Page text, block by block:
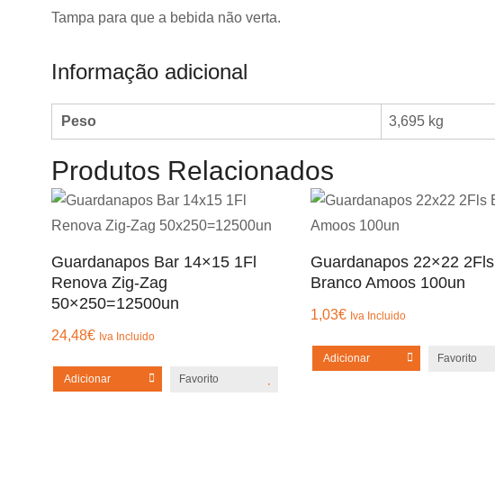
Tampa para que a bebida não verta.
Informação adicional
Peso 3,695 kg
Produtos Relacionados
Guardanapos Bar 14×15 1Fl
Renova Zig-Zag
50×250=12500un
24,48€ Iva Incluido
Adicionar Favorito
Guardanapos 22×22 2Fls
Branco Amoos 100un
1,03€ Iva Incluido
Adicionar Favorito